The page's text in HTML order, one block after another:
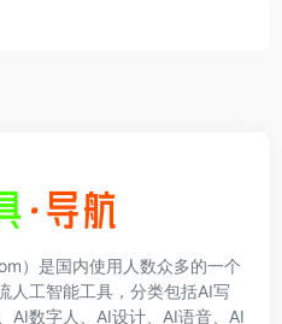
）是国内使用人数众多的一个
人工智能工具，分类包括AI写
AI数字人、AI设计、AI语音、AI